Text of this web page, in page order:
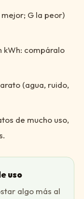
G la peor)
kWh: compáralo
(agua, ruido,
de mucho uso,
uso
algo más al